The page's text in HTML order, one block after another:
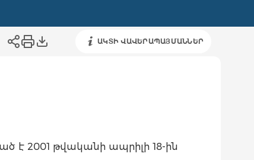
ԱԿՏԻ ՎԱՎԵՐԱՊԱՅՄԱՆՆԵՐ
է 2001 թվականի ապրիլի 18-ին